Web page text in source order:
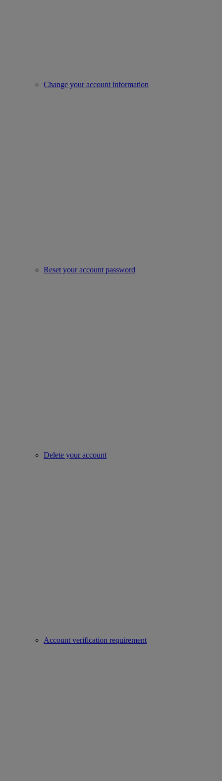
Change your account information
Reset your account password
Delete your account
Account verification requirement